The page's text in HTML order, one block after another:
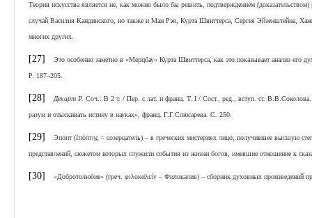
Теория искусства является не, как можно было бы решить, подтверждением
случай Василия Кандинского, но также и Ман Рэя, Курта Швиттерса, Сергея Эйзенштейна,
многих других.
[27] Это особенно заметно в «Мерцбау» Курта Швиттерса, как это показывает анализ его
P. 187–205.
[28] Декарт Р. Соч.: В 2 т. / Пер. с лат. и франц. Т. I / Сост., ред., вступ. ст.
разум и отыскивать истину в науках», франц. Г.Г.Слюсарева. С. 250.
[29] Эпопт (έπόπτης = созерцатель) – в греческих мистериях лицо, получившее высшую
представлений, сюжетом которых служили события из жизни богов, имевшие отношение к
[30] «Добротолюбие» (греч. φιλοκαλείν – Филокалия) – сборник духовных произведений